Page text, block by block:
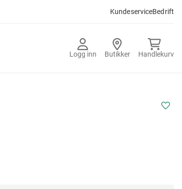
KundeserviceBedrift
Logg inn Butikker Handlekurv